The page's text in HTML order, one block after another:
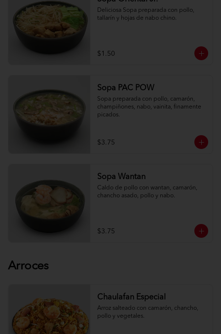
Deliciosa Sopa preparada con pollo,
tallarín y hojas de nabo chino.
$1.50
Sopa PAC POW
Sopa preparada con pollo, camarón,
champiñones, nabo, vainita, finamente
picados.
$3.75
Sopa Wantan
Caldo de pollo con wantan, camarón,
chancho asado, pollo y nabo.
$3.75
Arroces
Chaulafan Especial
Arroz salteado con camarón, chancho,
pollo y vegetales.